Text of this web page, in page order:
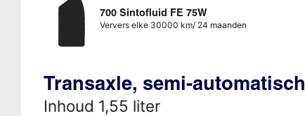
700 Sintofluid FE 75W
Ververs elke 30000 km/ 24 maanden
Transaxle, semi-automatisch
Inhoud 1,55 liter